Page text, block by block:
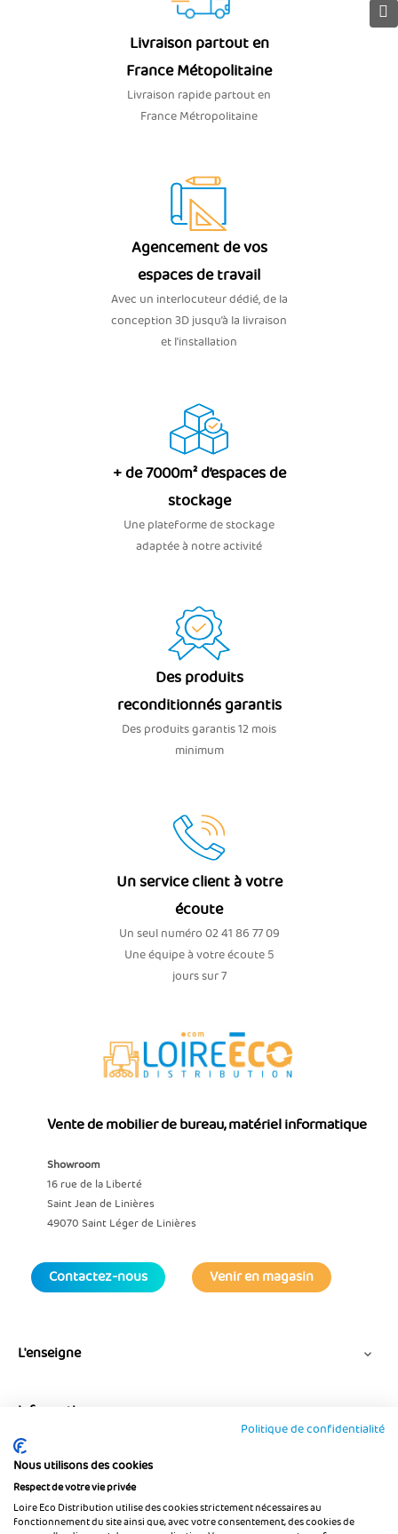
Livraison partout en
France Métopolitaine
Livraison rapide partout en
France Métropolitaine
Agencement de vos
espaces de travail
Avec un interlocuteur dédié, de la
conception 3D jusqu’à la livraison
et l'installation
+ de 7000m² d’espaces de
stockage
Une plateforme de stockage
adaptée à notre activité
Des produits
reconditionnés garantis
Des produits garantis 12 mois
minimum
Un service client à votre
écoute
Un seul numéro 02 41 86 77 09
Une équipe à votre écoute 5
jours sur 7
Vente de mobilier de bureau, matériel informatique
Showroom
16 rue de la Liberté
Saint Jean de Linières
49070 Saint Léger de Linières
Contactez-nous Venir en magasin
L'enseigne 
Informations
Suivez-nous
Politique de confidentialité
Nous utilisons des cookies
Respect de votre vie privée
Loire Eco Distribution utilise des cookies strictement nécessaires au
fonctionnement du site ainsi que, avec votre consentement, des cookies de